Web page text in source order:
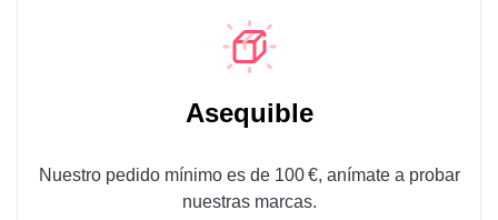
Asequible
Nuestro pedido mínimo es de 100 €, anímate a probar
nuestras marcas.